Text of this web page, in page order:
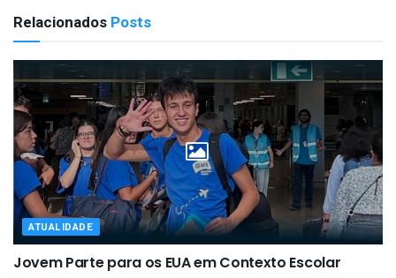
Relacionados Posts
ATUALIDADE
Jovem Parte para os EUA em Contexto Escolar